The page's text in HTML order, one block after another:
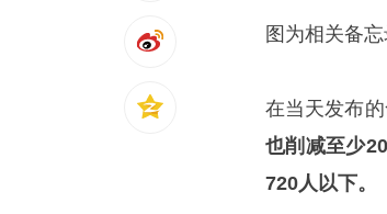
图为相关备忘
在当天发布
也削减至少
720人以下。